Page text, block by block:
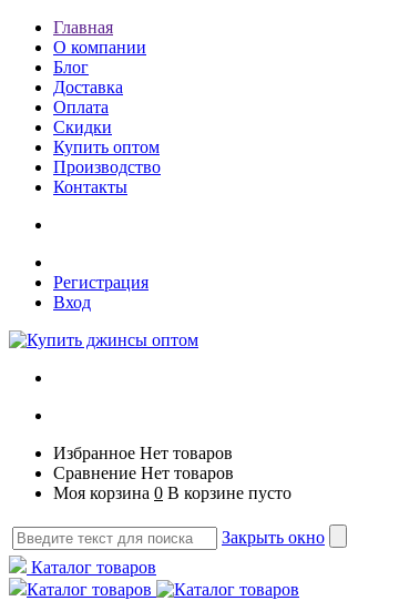
Главная
О компании
Блог
Доставка
Оплата
Скидки
Купить оптом
Производство
Контакты
Регистрация
Вход
Избранное Нет товаров
Сравнение Нет товаров
Моя корзина 0 В корзине пусто
Закрыть окно
Каталог товаров
Каталог товаров